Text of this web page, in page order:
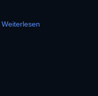
Weiterlesen